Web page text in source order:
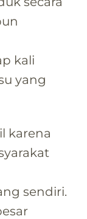
kali
yang
karena
sendiri.